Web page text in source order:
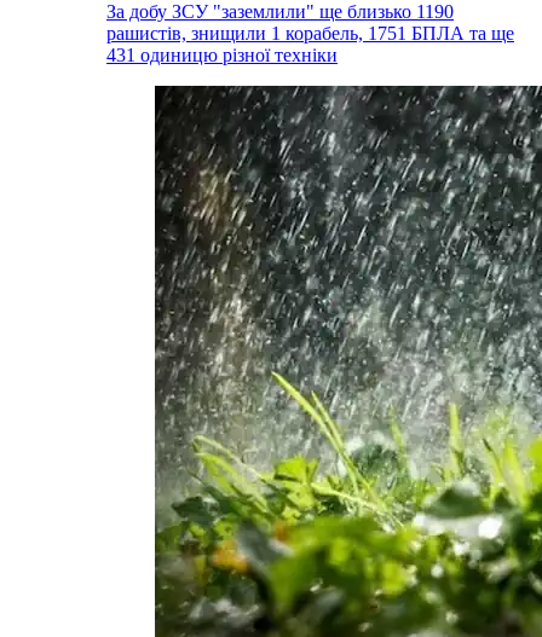
За добу ЗСУ "заземлили" ще близько 1190
рашистів, знищили 1 корабель, 1751 БПЛА та ще
431 одиницю різної техніки